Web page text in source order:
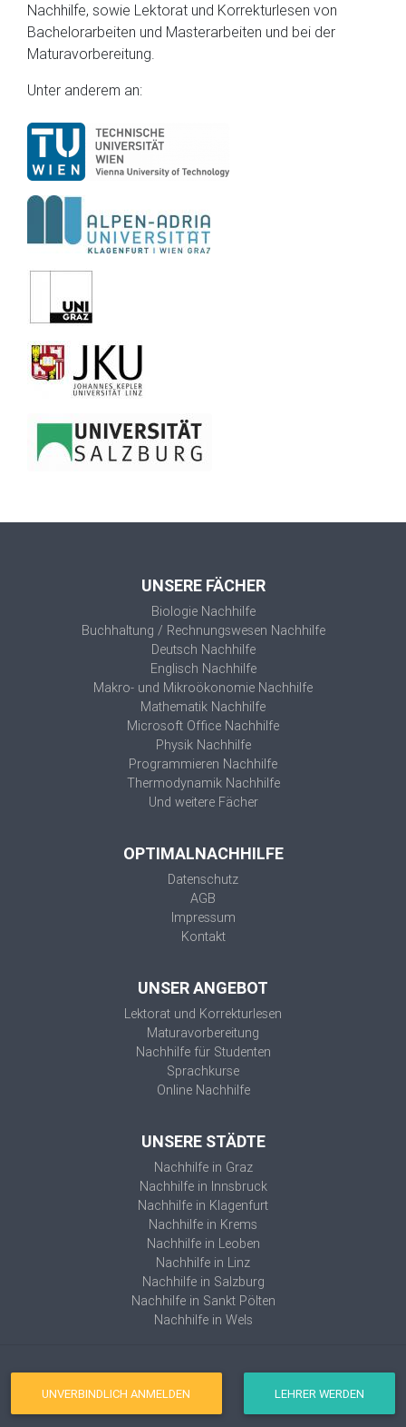
Nachhilfe, sowie Lektorat und Korrekturlesen von
Bachelorarbeiten und Masterarbeiten und bei der
Maturavorbereitung.
Unter anderem an:
UNSERE FÄCHER
Biologie Nachhilfe
Buchhaltung / Rechnungswesen Nachhilfe
Deutsch Nachhilfe
Englisch Nachhilfe
Makro- und Mikroökonomie Nachhilfe
Mathematik Nachhilfe
Microsoft Office Nachhilfe
Physik Nachhilfe
Programmieren Nachhilfe
Thermodynamik Nachhilfe
Und weitere Fächer
OPTIMALNACHHILFE
Datenschutz
AGB
Impressum
Kontakt
UNSER ANGEBOT
Lektorat und Korrekturlesen
Maturavorbereitung
Nachhilfe für Studenten
Sprachkurse
Online Nachhilfe
UNSERE STÄDTE
Nachhilfe in Graz
Nachhilfe in Innsbruck
Nachhilfe in Klagenfurt
Nachhilfe in Krems
Nachhilfe in Leoben
Nachhilfe in Linz
Nachhilfe in Salzburg
Nachhilfe in Sankt Pölten
Nachhilfe in Wels
UNVERBINDLICH ANMELDEN LEHRER WERDEN